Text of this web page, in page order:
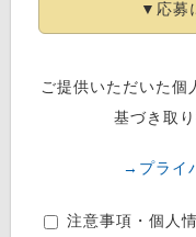
▼応募
ご提供いただいた個
基づき取
→プライ
注意事項・個人